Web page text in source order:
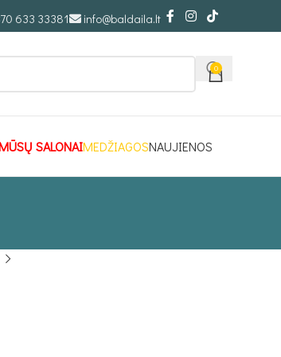
633 33381 info@baldaila.lt
0
SALONAIMEDŽIAGOSNAUJIENOS